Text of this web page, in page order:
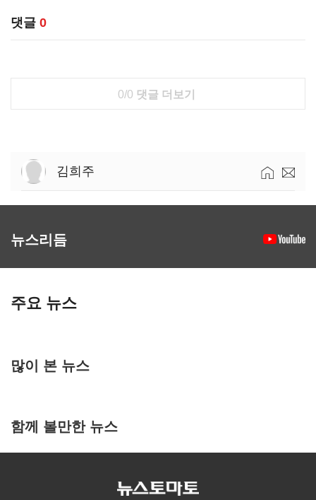
댓글 0
0/0 댓글 더보기
김희주
뉴스리듬
주요 뉴스
많이 본 뉴스
함께 볼만한 뉴스